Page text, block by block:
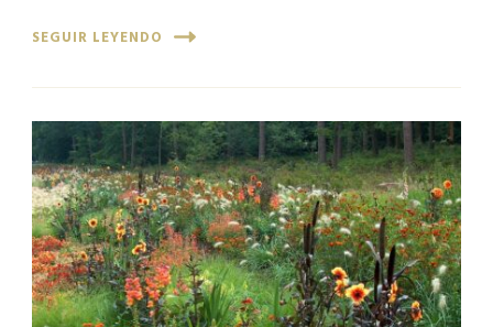
SEGUIR LEYENDO